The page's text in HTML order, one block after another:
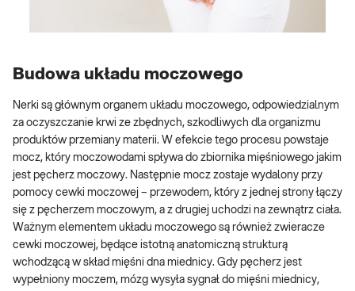
Budowa układu moczowego
Nerki są głównym organem układu moczowego, odpowiedzialnym
za oczyszczanie krwi ze zbędnych, szkodliwych dla organizmu
produktów przemiany materii. W efekcie tego procesu powstaje
mocz, który moczowodami spływa do zbiornika mięśniowego jakim
jest pęcherz moczowy. Następnie mocz zostaje wydalony przy
pomocy cewki moczowej – przewodem, który z jednej strony łączy
się z pęcherzem moczowym, a z drugiej uchodzi na zewnątrz ciała.
Ważnym elementem układu moczowego są również zwieracze
cewki moczowej, będące istotną anatomiczną strukturą
wchodzącą w skład mięśni dna miednicy. Gdy pęcherz jest
wypełniony moczem, mózg wysyła sygnał do mięśni miednicy,